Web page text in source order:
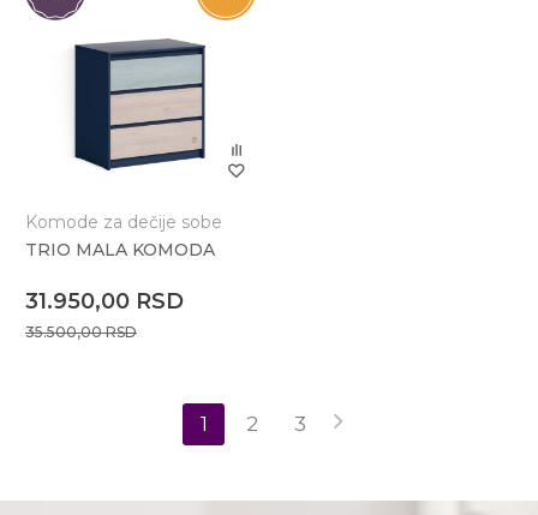
Komode za dečije sobe
TRIO MALA KOMODA
31.950,00 RSD
35.500,00RSD
1 2 3